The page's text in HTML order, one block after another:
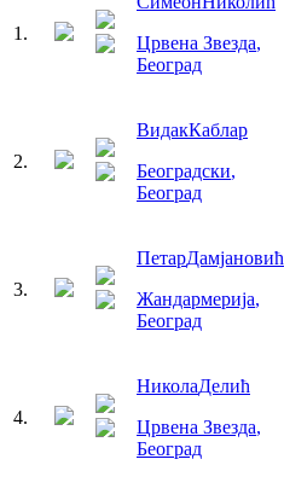
1 .
Црвена Звезда,
Београд
2.
ВидакКаблар
Београдски,
Београд
3.
ПетарДамјановић
Жандармерија,
Београд
4.
НиколаДелић
Црвена Звезда,
Београд